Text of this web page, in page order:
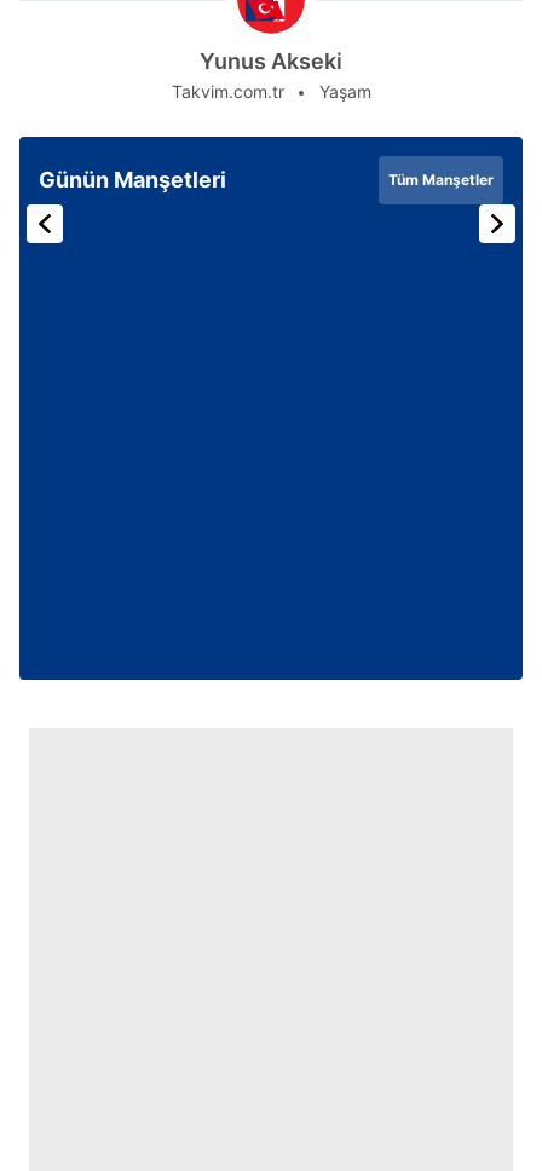
Yunus Akseki
Takvim.com.tr Yaşam
Günün Manşetleri Tüm Manşetler